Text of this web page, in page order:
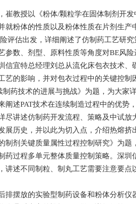
崔教授以《粉体/颗粒学在固体制剂开
就粉体的性质以及粉体性质在片剂生
评估出发，详细阐述了仿制药工艺研
参数、剂型、原料性质等角度对BE风
信宜特总经理刘总从流化床包衣技术
艺的影响，并对包衣过程中的关键控
制药技术的进展与挑战》为题，为大
阐述PAT技术在连续制造过程中的优势
尽讲述仿制药开发流程、策略及中试
展历史，并以此为切入点，介绍热熔
制剂关键质量属性过程控制研究》为
药过程多单元整体质量控制策略。深
讲述不同制粒、制丸工艺需要注意要点
排摆放的实验型制药设备和粉体分析